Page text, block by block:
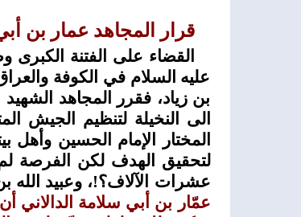
قرار المجاهد عمار بن
القضاء على الفتنة
عليه السلام في الكوفة
بن زياد، فقرر المجاهد
الى النخيلة لتنظيم الجيش
المختار الإمام الحسين
لتحقيق الهدف لكن الفرصة
عشرات الآلاف؟!، وعبيد الله
عمّار بن أبي سلامة الدالاني